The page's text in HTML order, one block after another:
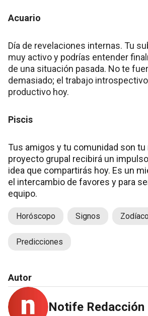
Acuario
Día de revelaciones internas. Tu
muy activo y podrías entender
de una situación pasada. No te
demasiado; el trabajo
productivo hoy.
Piscis
Tus amigos y tu comunidad son tu
proyecto grupal recibirá un
idea que compartirás hoy. Es un
el intercambio de favores y para
equipo.
Horóscopo Signos Zodíaco
Predicciones
Autor
Notife Redacción